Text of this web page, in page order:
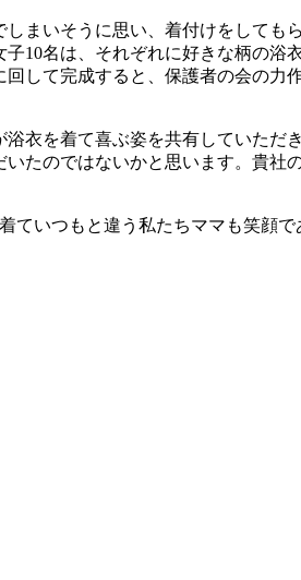
まいそうに思い、着付けをしても
10名は、それぞれに好きな柄の
して完成すると、保護者の会の力
衣を着て喜ぶ姿を共有していた
たのではないかと思います。貴社
ていつもと違う私たちママも笑顔